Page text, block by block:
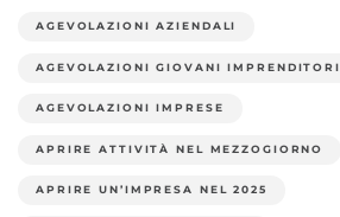
AGEVOLAZIONI AZIENDALI
AGEVOLAZIONI GIOVANI IMPRENDITORI
AGEVOLAZIONI IMPRESE
APRIRE ATTIVITÀ NEL MEZZOGIORNO
APRIRE UN’IMPRESA NEL 2025